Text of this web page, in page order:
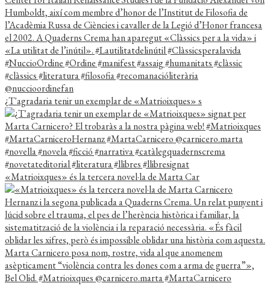
¿T'agradaria tenir un exemplar de «Matrioixques» s
«Matrioixques» és la tercera novel·la de Marta Car